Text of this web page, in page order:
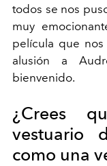
todos se nos
muy
película que
alusión a
bienvenido.
¿Crees
vestuario
como una